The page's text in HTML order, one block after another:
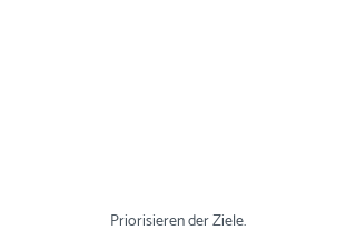
Priorisieren der Ziele.